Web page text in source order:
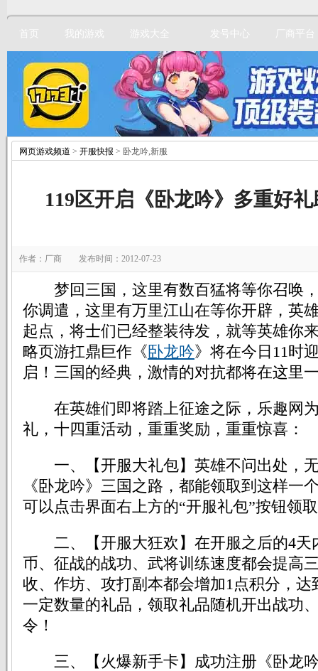
首页 我的游戏 游戏大全 发号中心 厂商平台
网页游戏频道 > 开服快报 > 卧龙吟,新服
119区开启《卧龙吟》多重好
作者：厂商 发布时间：2012-07-23
梦回三国，这里有数百猛将等你召唤
你调遣，这里有万里江山在等你开辟，英
起点，将士们已经整装待发，就等英雄你
略页游扛鼎巨作《卧龙吟》将在今日11时
启！三国的经典，激情的对抗都将在这里
在英雄们即将踏上征途之际，乐趣网
礼，十四重活动，重重奖励，重重惊喜：
一、【开服大礼包】英雄不问出处，
《卧龙吟》三国之路，都能领取到这样一
可以点击界面右上方的“开服礼包”按钮领
二、【开服大狂欢】在开服之后的4天
币、征战的战功、武将训练速度都会提高
收、作坊、攻打副本都会增加1点积分，
一定数量的礼品，领取礼品随机开出战功
令！
三、【火爆新手卡】成功注册《卧龙
立即注册